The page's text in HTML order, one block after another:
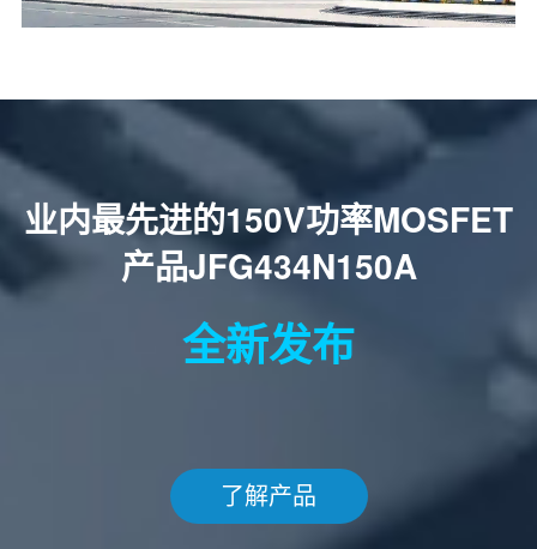
业内最先进的150V功率MOSFET
产品JFG434N150A
全新发布
了解产品